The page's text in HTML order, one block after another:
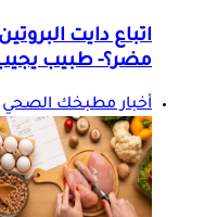
اتباع دايت
مضر؟- طبيب
أخبار مطبخك الصحي